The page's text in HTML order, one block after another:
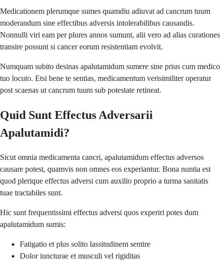
Medicationem plerumque sumes quamdiu adiuvat ad cancrum tuum
moderandum sine effectibus adversis intolerabilibus causandis.
Nonnulli viri eam per plures annos sumunt, alii vero ad alias curationes
transire possunt si cancer eorum resistentiam evolvit.
Numquam subito desinas apalutamidum sumere sine prius cum medico
tuo locuto. Etsi bene te sentias, medicamentum verisimiliter operatur
post scaenas ut cancrum tuum sub potestate retineat.
Quid Sunt Effectus Adversarii
Apalutamidi?
Sicut omnia medicamenta cancri, apalutamidum effectus adversos
causare potest, quamvis non omnes eos experiantur. Bona nuntia est
quod plerique effectus adversi cum auxilio proprio a turma sanitatis
tuae tractabiles sunt.
Hic sunt frequentissimi effectus adversi quos experiri potes dum
apalutamidum sumis:
Fatigatio et plus solito lassitudinem sentire
Dolor iuncturae et musculi vel rigiditas